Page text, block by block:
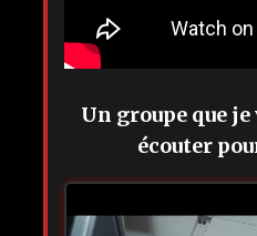
Un groupe que
écouter